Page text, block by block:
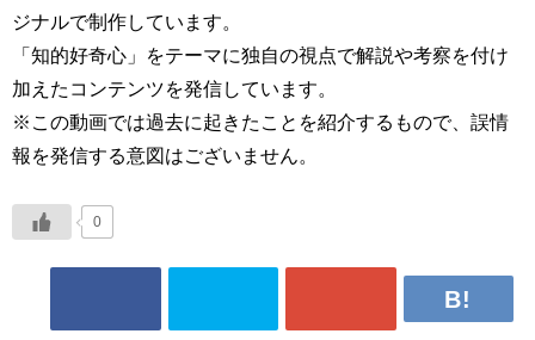
ジナルで制作しています。
「知的好奇心」をテーマに独自の視点で解説や考察を付け
加えたコンテンツを発信しています。
※この動画では過去に起きたことを紹介するもので、誤情
報を発信する意図はございません。
0